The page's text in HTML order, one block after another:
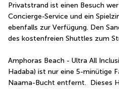
Privatstrand ist einen Besuch
Concierge-Service und ein
ebenfalls zur Verfügung. Den
des kostenfreien Shuttles zum
Amphoras Beach - Ultra All
Hadaba) ist nur eine 5-minütige
Naama-Bucht entfernt.  Dieses